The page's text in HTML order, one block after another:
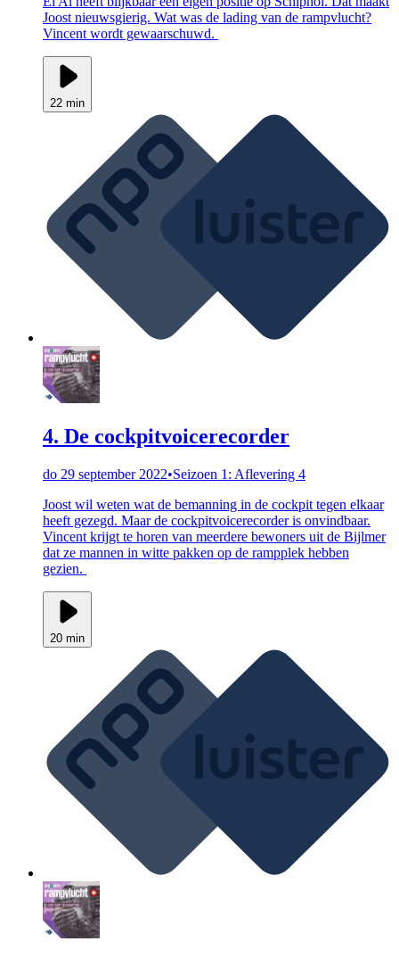
Joost nieuwsgierig. Wat was de lading van de rampvlucht?
Vincent wordt gewaarschuwd.
22 min
4. De cockpitvoicerecorder
do 29 september 2022•Seizoen 1: Aflevering 4
Joost wil weten wat de bemanning in de cockpit tegen elkaar
heeft gezegd. Maar de cockpitvoicerecorder is onvindbaar.
Vincent krijgt te horen van meerdere bewoners uit de Bijlmer
dat ze mannen in witte pakken op de rampplek hebben
gezien.
20 min